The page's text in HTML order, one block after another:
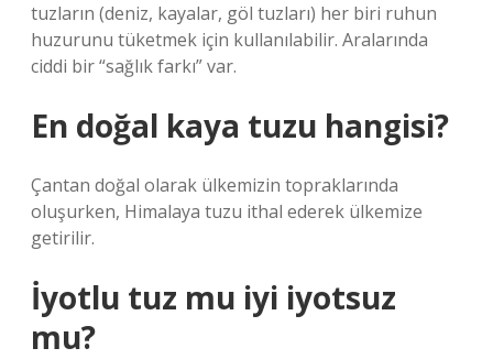
tuzların (deniz, kayalar, göl tuzları) her biri ruhun
huzurunu tüketmek için kullanılabilir. Aralarında
ciddi bir “sağlık farkı” var.
En doğal kaya tuzu hangisi?
Çantan doğal olarak ülkemizin topraklarında
oluşurken, Himalaya tuzu ithal ederek ülkemize
getirilir.
İyotlu tuz mu iyi iyotsuz
mu?